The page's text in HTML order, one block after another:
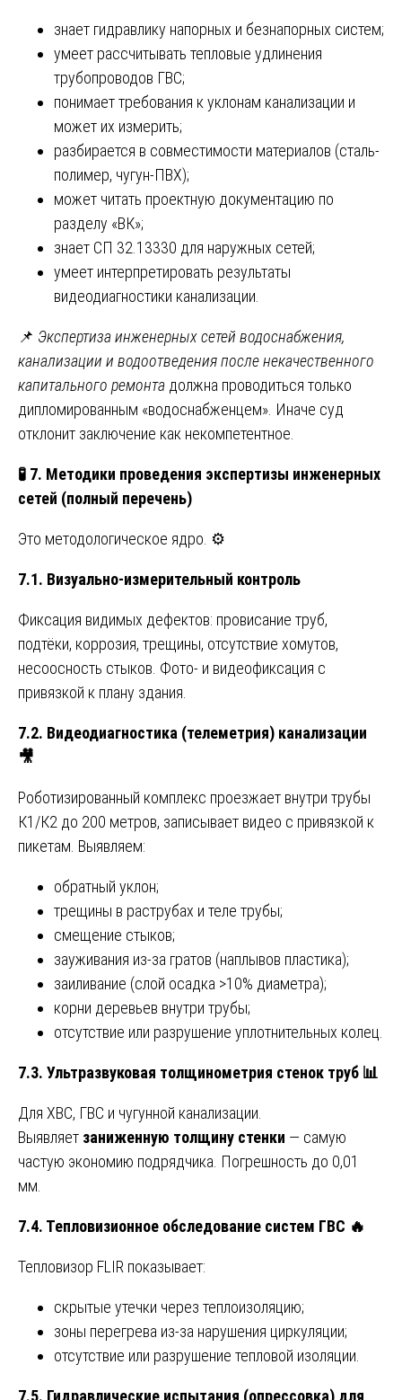
знает гидравлику напорных и безнапорных систем;
умеет рассчитывать тепловые удлинения
трубопроводов ГВС;
понимает требования к уклонам канализации и
может их измерить;
разбирается в совместимости материалов (сталь-
полимер, чугун-ПВХ);
может читать проектную документацию по
разделу «ВК»;
знает СП 32.13330 для наружных сетей;
умеет интерпретировать результаты
видеодиагностики канализации.
📌 Экспертиза инженерных сетей водоснабжения,
канализации и водоотведения после некачественного
капитального ремонта должна проводиться только
дипломированным «водоснабженцем». Иначе суд
отклонит заключение как некомпетентное.
🧪 7. Методики проведения экспертизы инженерных
сетей (полный перечень)
Это методологическое ядро. ⚙️
7.1. Визуально-измерительный контроль
Фиксация видимых дефектов: провисание труб,
подтёки, коррозия, трещины, отсутствие хомутов,
несоосность стыков. Фото- и видеофиксация с
привязкой к плану здания.
7.2. Видеодиагностика (телеметрия) канализации
🎥
Роботизированный комплекс проезжает внутри трубы
К1/К2 до 200 метров, записывает видео с привязкой к
пикетам. Выявляем:
обратный уклон;
трещины в раструбах и теле трубы;
смещение стыков;
зауживания из-за гратов (наплывов пластика);
заиливание (слой осадка >10% диаметра);
корни деревьев внутри трубы;
отсутствие или разрушение уплотнительных колец.
7.3. Ультразвуковая толщинометрия стенок труб 📊
Для ХВС, ГВС и чугунной канализации.
Выявляет заниженную толщину стенки — самую
частую экономию подрядчика. Погрешность до 0,01
мм.
7.4. Тепловизионное обследование систем ГВС 🔥
Тепловизор FLIR показывает:
скрытые утечки через теплоизоляцию;
зоны перегрева из-за нарушения циркуляции;
отсутствие или разрушение тепловой изоляции.
7.5. Гидравлические испытания (опрессовка) для